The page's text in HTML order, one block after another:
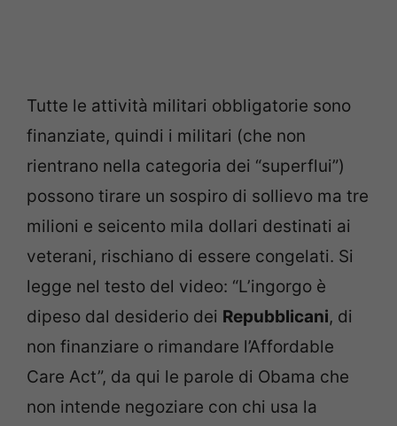
Tutte le attività militari obbligatorie sono
finanziate, quindi i militari (che non
rientrano nella categoria dei “superflui”)
possono tirare un sospiro di sollievo ma tre
milioni e seicento mila dollari destinati ai
veterani, rischiano di essere congelati. Si
legge nel testo del video: “L’ingorgo è
dipeso dal desiderio dei Repubblicani, di
non finanziare o rimandare l’Affordable
Care Act”, da qui le parole di Obama che
non intende negoziare con chi usa la